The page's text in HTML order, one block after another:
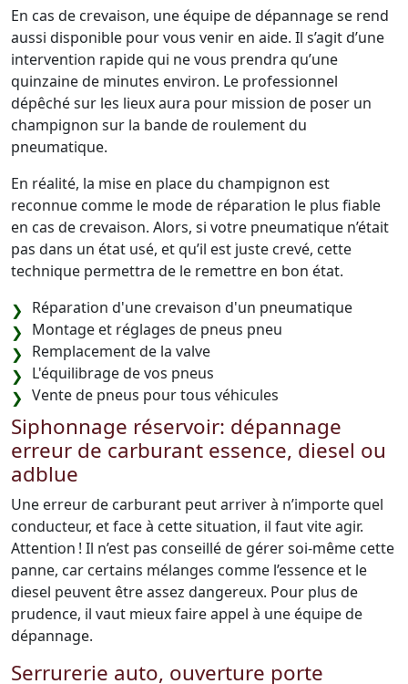
En cas de crevaison, une équipe de dépannage se rend
aussi disponible pour vous venir en aide. Il s’agit d’une
intervention rapide qui ne vous prendra qu’une
quinzaine de minutes environ. Le professionnel
dépêché sur les lieux aura pour mission de poser un
champignon sur la bande de roulement du
pneumatique.
En réalité, la mise en place du champignon est
reconnue comme le mode de réparation le plus fiable
en cas de crevaison. Alors, si votre pneumatique n’était
pas dans un état usé, et qu’il est juste crevé, cette
technique permettra de le remettre en bon état.
Réparation d'une crevaison d'un pneumatique
Montage et réglages de pneus pneu
Remplacement de la valve
L'équilibrage de vos pneus
Vente de pneus pour tous véhicules
Siphonnage réservoir: dépannage
erreur de carburant essence, diesel ou
adblue
Une erreur de carburant peut arriver à n’importe quel
conducteur, et face à cette situation, il faut vite agir.
Attention ! Il n’est pas conseillé de gérer soi-même cette
panne, car certains mélanges comme l’essence et le
diesel peuvent être assez dangereux. Pour plus de
prudence, il vaut mieux faire appel à une équipe de
dépannage.
Serrurerie auto, ouverture porte